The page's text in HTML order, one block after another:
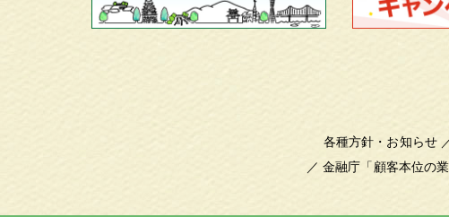
各種方針・お知らせ
／金融庁「顧客本位の